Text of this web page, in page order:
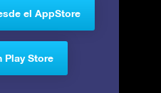
el AppStore
Play Store